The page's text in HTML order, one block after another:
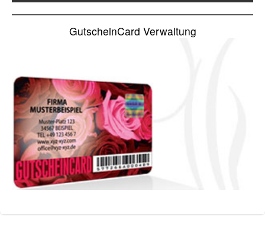
GutscheinCard Verwaltung